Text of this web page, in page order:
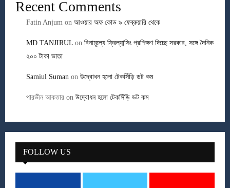
Recent Comments
Fatin Anjum on আওয়ার অফ কোড ৯ ফেব্রুয়ারি থেকে
MD TANJIRUL on বিনামূল্যে ফ্রিল্যান্সিং প্রশিক্ষণ দিচ্ছে সরকার, সঙ্গে দৈনিক
২০০ টাকা ভাতা
Samiul Suman on উদ্বোধন হলো টেকসিঁড়ি ডট কম
পারভীন আকতার on উদ্বোধন হলো টেকসিঁড়ি ডট কম
FOLLOW US